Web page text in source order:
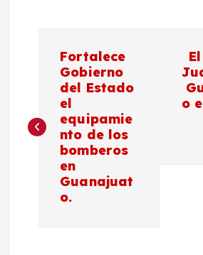
v
e
Fortalece
Gobierno
del Estado
el
equipamie
nto de los
bomberos
en
Guanajuat
o.
o